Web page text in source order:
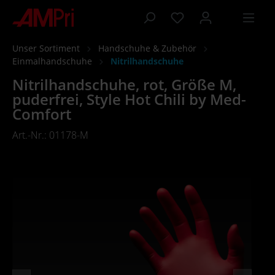
springen
Unser Sortiment
Handschuhe & Zubehör
Einmalhandschuhe
Nitrilhandschuhe
Nitrilhandschuhe, rot, Größe M,
puderfrei, Style Hot Chili by Med-
Comfort
Art.-Nr.: 01178-M